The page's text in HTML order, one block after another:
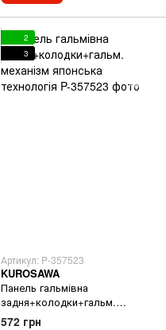
2
3
Артикул: P-357523
KUROSAWA
Панель гальмівна
задня+колодки+гальм.
механізм японська технологія
572 грн